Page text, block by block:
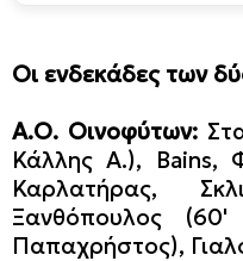
Οι ενδεκάδες των
Α.Ο. Οινοφύτων:
Κάλλης Α.), Bains,
Καρλατήρας,
Ξανθόπουλος
Παπαχρήστος),